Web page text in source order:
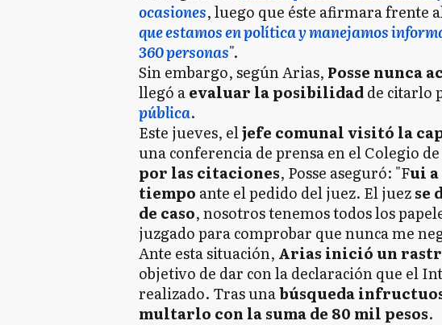
ocasiones, luego que éste afirmara frente
que estamos en política y manejamos
360 personas".
Sin embargo, según Arias, Posse nunca
llegó aevaluar la posibilidadde citarlo
pública.
Este jueves, eljefe comunal visitó la
una conferencia de prensa en el Colegio
por las citaciones, Posse aseguró: "Fui
tiempo ante el pedido del juez. El juezse
de caso, nosotros tenemos todos los
juzgado para comprobar que nunca me
Ante esta situación, Arias inició un
objetivo de dar con la declaración que el
realizado. Tras unabúsqueda
multarlo con la suma de 80 mil pesos.